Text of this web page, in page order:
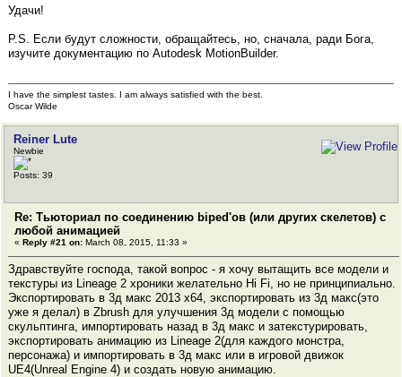
Удачи!
P.S. Если будут сложности, обращайтесь, но, сначала, ради Бога,
изучите документацию по Autodesk MotionBuilder.
I have the simplest tastes. I am always satisfied with the best.
Oscar Wilde
Reiner Lute
Newbie
Posts: 39
Re: Тьюториал по соединению biped'ов (или других скелетов) с
любой анимацией
« Reply #21 on: March 08, 2015, 11:33 »
Здравствуйте господа, такой вопрос - я хочу вытащить все модели и
текстуры из Lineage 2 хроники желательно Hi Fi, но не принципиально.
Экспортировать в 3д макс 2013 х64, экспортировать из 3д макс(это
уже я делал) в Zbrush для улучшения 3д модели с помощью
скульптинга, импортировать назад в 3д макс и затекстурировать,
экспортировать анимацию из Lineage 2(для каждого монстра,
персонажа) и импортировать в 3д макс или в игровой движок
UE4(Unreal Engine 4) и создать новую анимацию.